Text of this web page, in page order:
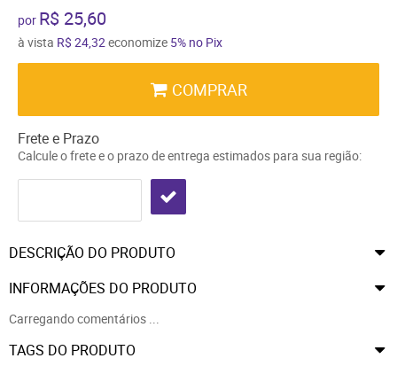
por R$ 25,60
à vista R$ 24,32economize 5% no Pix
COMPRAR
Frete e Prazo
Calcule o frete e o prazo de entrega estimados para sua região:
DESCRIÇÃO DO PRODUTO
INFORMAÇÕES DO PRODUTO
Carregando comentários ...
TAGS DO PRODUTO